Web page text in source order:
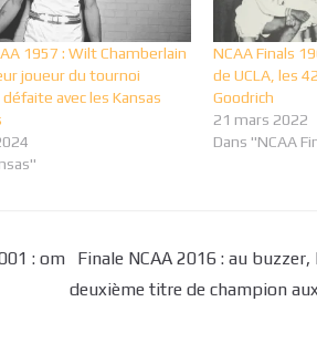
1957 : Wilt Chamberlain
joueur du tournoi
avec les Kansas
NCAA Finals
de UCLA, les
Goodrich
21 mars 2022
Dans "NCAA
: om
Finale NCAA 2016 : au
deuxième titre de champion